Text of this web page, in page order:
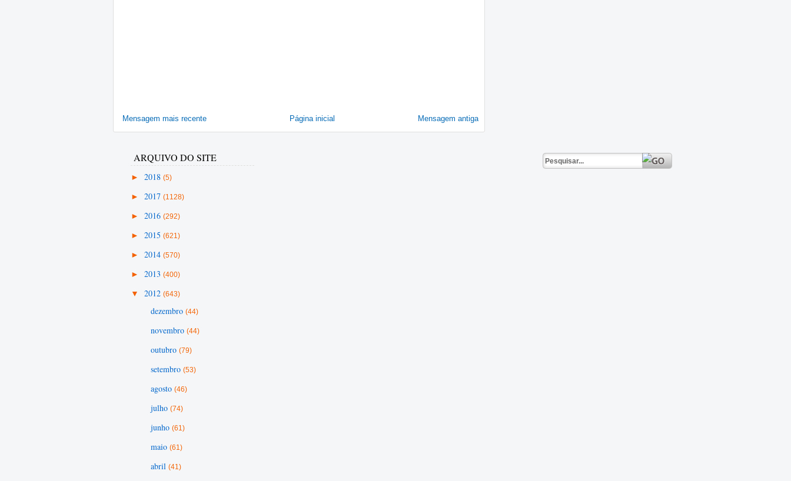
Mensagem mais recente Mensagem antiga
Página inicial
ARQUIVO DO SITE
► 2018 (5)
► 2017 (1128)
► 2016 (292)
► 2015 (621)
► 2014 (570)
► 2013 (400)
▼ 2012 (643)
dezembro (44)
novembro (44)
outubro (79)
setembro (53)
agosto (46)
julho (74)
junho (61)
maio (61)
abril (41)